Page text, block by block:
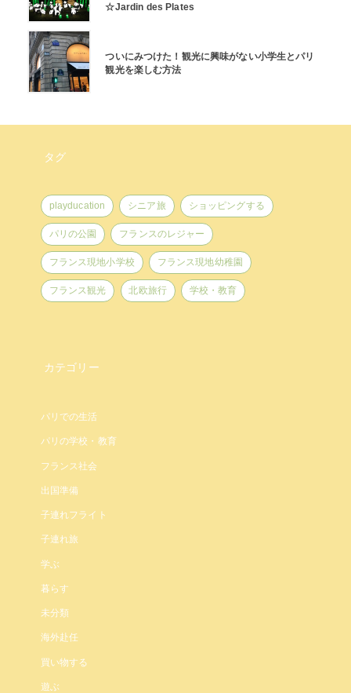
☆Jardin des Plates
ついにみつけた！観光に興味がない小学生とパリ
観光を楽しむ方法
タグ
playducation シニア旅 ショッピングする
パリの公園 フランスのレジャー
フランス現地小学校 フランス現地幼稚園
フランス観光 北欧旅行 学校・教育
カテゴリー
パリでの生活
パリの学校・教育
フランス社会
出国準備
子連れフライト
子連れ旅
学ぶ
暮らす
未分類
海外赴任
買い物する
遊ぶ